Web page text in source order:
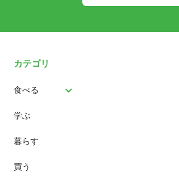
カテゴリ
食べる
パン
スイーツ
ランチ
学ぶ
暮らす
買う